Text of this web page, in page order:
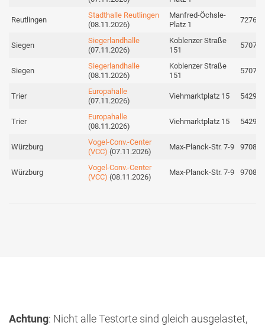
Reutlingen
Stadthalle Reutlingen
(08.11.2026)
Manfred-Öchsle-
Platz 1
72764
Siegen
Siegerlandhalle
(07.11.2026)
Koblenzer Straße
151
57072
Siegen
Siegerlandhalle
(08.11.2026)
Koblenzer Straße
151
57072
Trier
Europahalle
(07.11.2026)
Viehmarktplatz 15 54290
Trier
Europahalle
(08.11.2026)
Viehmarktplatz 15 54290
Würzburg
Vogel-Conv.-Center
(VCC) (07.11.2026)
Max-Planck-Str. 7-9 97082
Würzburg
Vogel-Conv.-Center
(VCC) (08.11.2026)
Max-Planck-Str. 7-9 97082
Achtung: Nicht alle Testorte sind gleich ausgelastet,